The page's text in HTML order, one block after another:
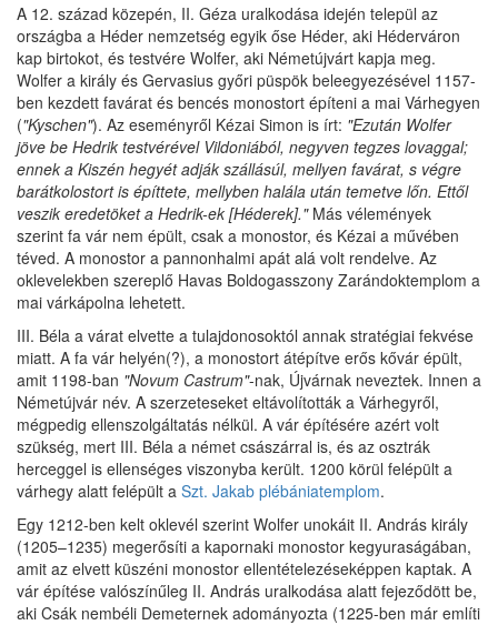
A 12. század közepén, II. Géza uralkodása idején települ az
országba a Héder nemzetség egyik őse Héder, aki Héderváron
kap birtokot, és testvére Wolfer, aki Németújvárt kapja meg.
Wolfer a király és Gervasius győri püspök beleegyezésével 1157-
ben kezdett favárat és bencés monostort építeni a mai Várhegyen
("Kyschen"). Az eseményről Kézai Simon is írt: "Ezután Wolfer
jöve be Hedrik testvérével Vildoniából, negyven tegzes lovaggal;
ennek a Kiszén hegyét adják szállásúl, mellyen favárat, s végre
barátkolostort is építtete, mellyben halála után temetve lőn. Ettől
veszik eredetöket a Hedrik-ek [Héderek]."Más vélemények
szerint fa vár nem épült, csak a monostor, és Kézai a művében
téved. A monostor a pannonhalmi apát alá volt rendelve. Az
oklevelekben szereplő Havas Boldogasszony Zarándoktemplom a
mai várkápolna lehetett.
III. Béla a várat elvette a tulajdonosoktól annak stratégiai fekvése
miatt. A fa vár helyén(?), a monostort átépítve erős kővár épült,
amit 1198-ban "Novum Castrum"-nak, Újvárnak neveztek. Innen a
Németújvár név. A szerzeteseket eltávolították a Várhegyről,
mégpedig ellenszolgáltatás nélkül. A vár építésére azért volt
szükség, mert III. Béla a német császárral is, és az osztrák
herceggel is ellenséges viszonyba került. 1200 körül felépült a
várhegy alatt felépült a Szt. Jakab plébániatemplom.
Egy 1212-ben kelt oklevél szerint Wolfer unokáit II. András király
(1205–1235) megerősíti a kapornaki monostor kegyuraságában,
amit az elvett küszéni monostor ellentételezéseképpen kaptak. A
vár építése valószínűleg II. András uralkodása alatt fejeződött be,
aki Csák nembéli Demeternek adományozta (1225-ben már említi